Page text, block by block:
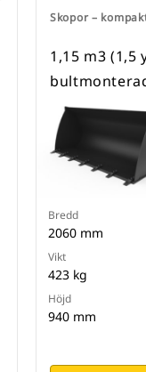
Skopor –
1,15 m3 (1,5
Bredd
2060 mm
Vikt
423 kg
Höjd
940 mm